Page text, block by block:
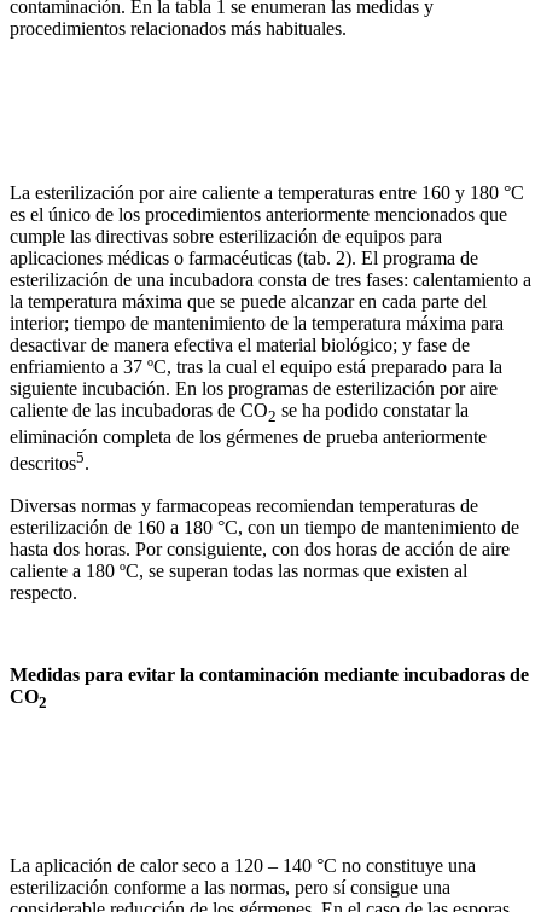
contaminación. En la tabla 1 se enumeran las medidas y
procedimientos relacionados más habituales.
La esterilización por aire caliente a temperaturas entre 160 y 180 °C
es el único de los procedimientos anteriormente mencionados que
cumple las directivas sobre esterilización de equipos para
aplicaciones médicas o farmacéuticas (tab. 2). El programa de
esterilización de una incubadora consta de tres fases: calentamiento a
la temperatura máxima que se puede alcanzar en cada parte del
interior; tiempo de mantenimiento de la temperatura máxima para
desactivar de manera efectiva el material biológico; y fase de
enfriamiento a 37 ºC, tras la cual el equipo está preparado para la
siguiente incubación. En los programas de esterilización por aire
caliente de las incubadoras de CO2 se ha podido constatar la
eliminación completa de los gérmenes de prueba anteriormente
descritos5.
Diversas normas y farmacopeas recomiendan temperaturas de
esterilización de 160 a 180 °C, con un tiempo de mantenimiento de
hasta dos horas. Por consiguiente, con dos horas de acción de aire
caliente a 180 ºC, se superan todas las normas que existen al
respecto.
Medidas para evitar la contaminación mediante incubadoras de
CO2
La aplicación de calor seco a 120 – 140 °C no constituye una
esterilización conforme a las normas, pero sí consigue una